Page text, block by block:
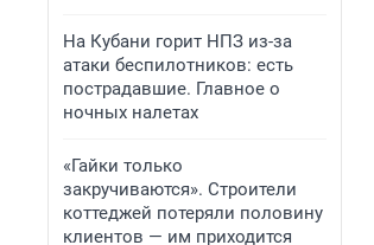
На Кубани горит НПЗ из-за
атаки беспилотников: есть
пострадавшие. Главное о
ночных налетах
«Гайки только
закручиваются». Строители
коттеджей потеряли половину
клиентов — им приходится